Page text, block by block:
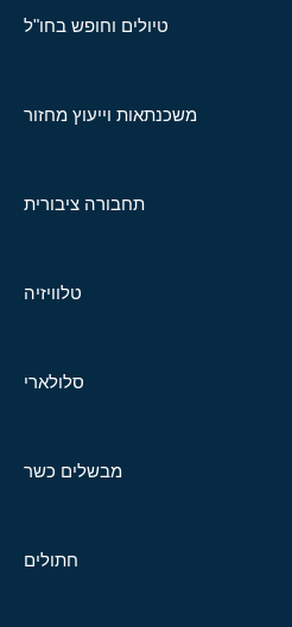
טיולים וחופש בחו"ל
משכנתאות וייעוץ מחזור
תחבורה ציבורית
טלוויזיה
סלולארי
מבשלים כשר
חתולים